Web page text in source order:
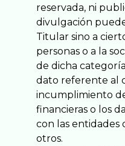
reservada, ni
divulgación
Titular sino a
personas o a la
de dicha
dato referente al
incumplimiento
financieras o los
con las entidades
otros.